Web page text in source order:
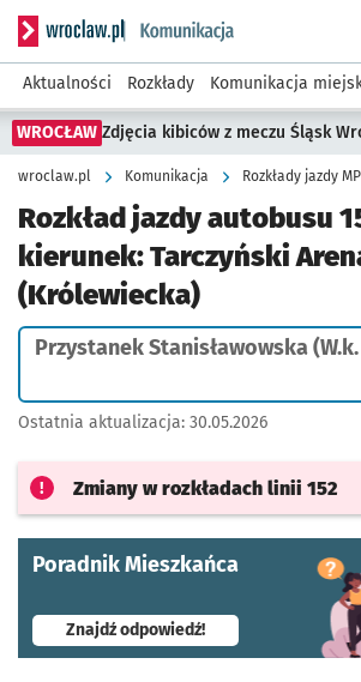
Serwis informacyjny wroclaw.pl
Aktualności Rozkłady Komunikacja
WROCŁAW Zdjęcia kibiców z meczu Śląsk
wroclaw.pl Komunikacja Rozkłady jazdy
Rozkład jazdy autobusu
kierunek: Tarczyński
(Królewiecka)
Przystanek Stanisławowska
Ostatnia aktualizacja: 30.05.2026
Zmiany w rozkładach linii 152
Poradnik Mieszkańca
Znajdź odpowiedź!- otworzy się w